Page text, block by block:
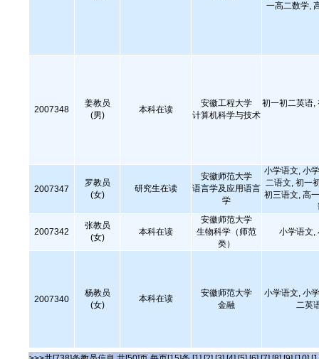
一高二数学,
2007348
姜教员
(男)
本科在读
安徽工程大学
计算机科学与技术
初一初二英语,
2007347
罗教员
(女)
研究生在读
安徽师范大学
语言学及应用语言
学
小学语文, 小
二语文, 初一
初三语文, 高
2007342
张教员
(女)
本科在读
安徽师范大学
生物科学（师范
类）
小学语文,
2007340
杨教员
(女)
本科在读
安徽师范大学
金融
小学语文, 小
二英